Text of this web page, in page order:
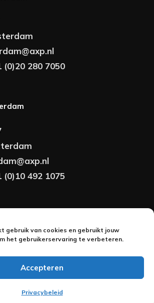
gebruik van cookies en gebruikt jouw
het gebruikerservaring te verbeteren.
Accepteren
Privacybeleid
(0)20 280 7050
(0)10 492 1075
Onderhoud:
Nederlands